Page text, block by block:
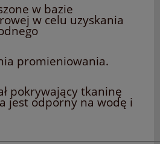
w bazie
w celu uzyskania
promieniowania.
pokrywający tkaninę
jest odporny na wodę i